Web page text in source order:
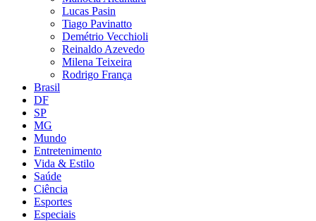
Lucas Pasin
Tiago Pavinatto
Demétrio Vecchioli
Reinaldo Azevedo
Milena Teixeira
Rodrigo França
Brasil
DF
SP
MG
Mundo
Entretenimento
Vida & Estilo
Saúde
Ciência
Esportes
Especiais